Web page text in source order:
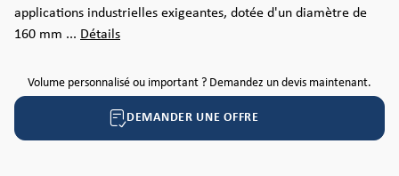
applications industrielles exigeantes, dotée d'un diamètre de
160 mm ... Détails
Volume personnalisé ou important ? Demandez un devis maintenant.
DEMANDER UNE OFFRE